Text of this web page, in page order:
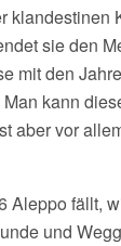
klandestinen
sie den
mit den
kann
aber vor
Aleppo fällt,
und